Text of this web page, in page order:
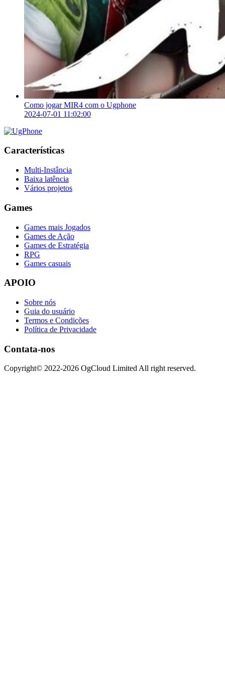
Como jogar MIR4 com o Ugphone
2024-07-01 11:02:00
Características
Multi-Instância
Baixa latência
Vários projetos
Games
Games mais Jogados
Games de Ação
Games de Estratégia
RPG
Games casuais
APOIO
Sobre nós
Guia do usuário
Termos e Condições
Política de Privacidade
Contata-nos
Copyright© 2022-2026 OgCloud Limited All right reserved.